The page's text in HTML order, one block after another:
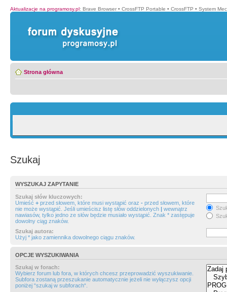
Aktualizacje na programosy.pl: Brave Browser • CrossFTP Portable • CrossFTP • System
Strona główna
Szukaj
WYSZUKAJ ZAPYTANIE
Szukaj słów kluczowych:
Umieść + przed słowem, które musi wystąpić oraz - przed słowem, które
nie może wystąpić. Jeśli umieścisz listę słów oddzielonych | wewnątrz
nawiasów, tylko jedno ze słów będzie musiało wystąpić. Znak * zastępuje
dowolny ciąg znaków.
Szukaj autora:
Użyj * jako zamiennika dowolnego ciągu znaków.
OPCJE WYSZUKIWANIA
Szukaj w forach:
Wybierz forum lub fora, w których chcesz przeprowadzić wyszukiwanie.
Subfora zostaną przeszukanie automatycznie jeżeli nie wyłączysz opcji
poniżej “szukaj w subforach“.